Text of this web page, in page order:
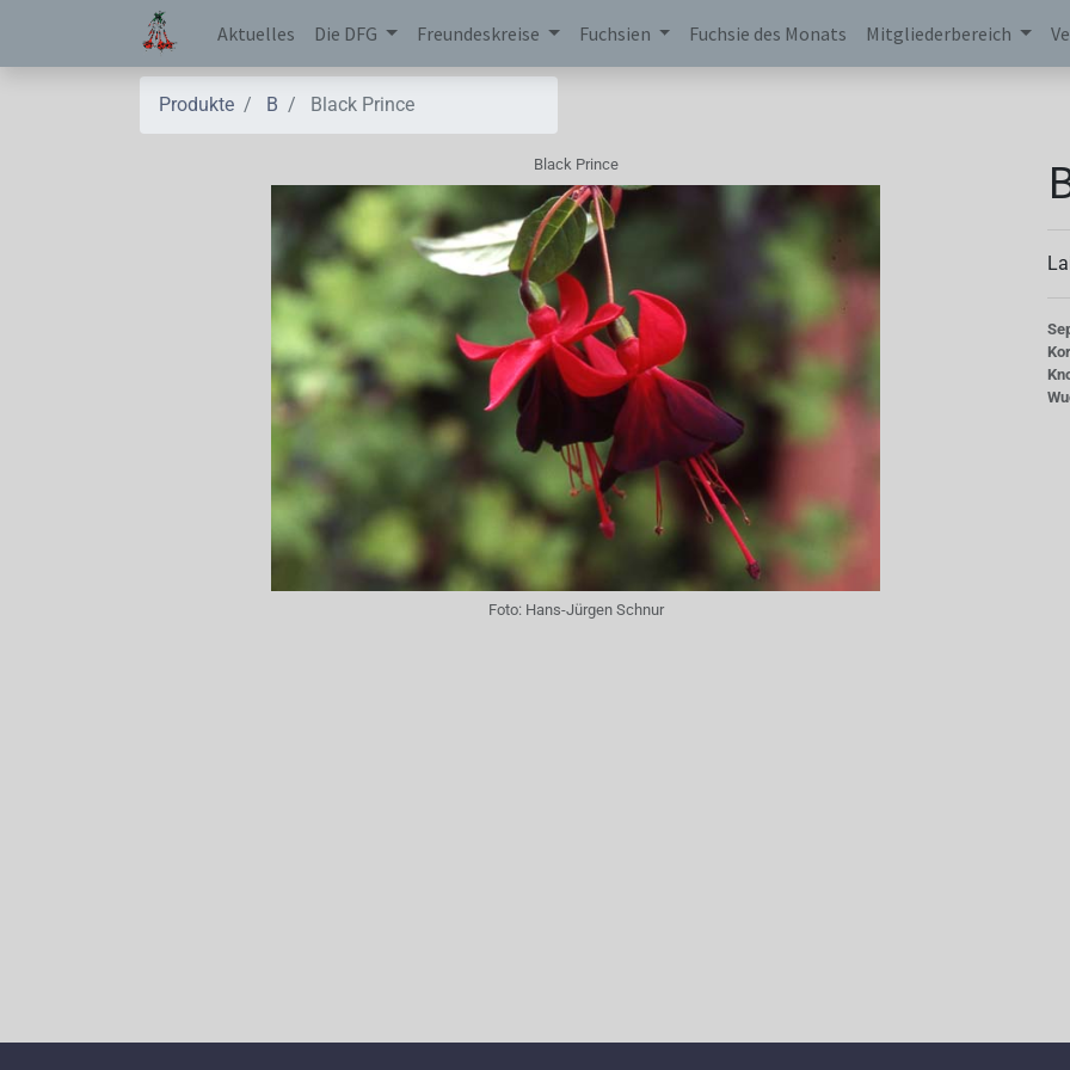
Aktuelles Die DFG Freundeskreise Fuchsien Fuchsie des Monats Mitgliederbereich
Produkte B Black Prince
Black Prince
Foto: Hans-Jürgen Schnur